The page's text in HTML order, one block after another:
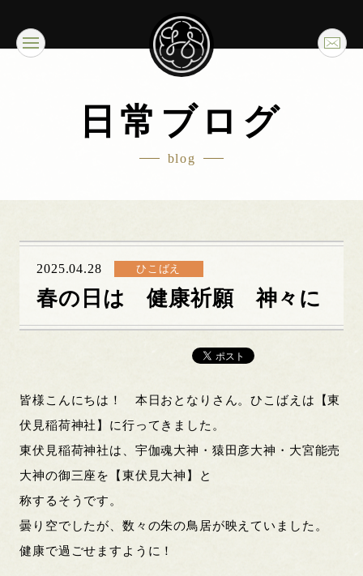
日常ブログ
blog
2025.04.28 ひこばえ
春の日は 健康祈願 神々に
皆様こんにちは！ 本日おとなりさん。ひこばえは【東
伏見稲荷神社】に行ってきました。
東伏見稲荷神社は、宇伽魂大神・猿田彦大神・大宮能売
大神の御三座を【東伏見大神】と
称するそうです。
曇り空でしたが、数々の朱の鳥居が映えていました。
健康で過ごせますように！